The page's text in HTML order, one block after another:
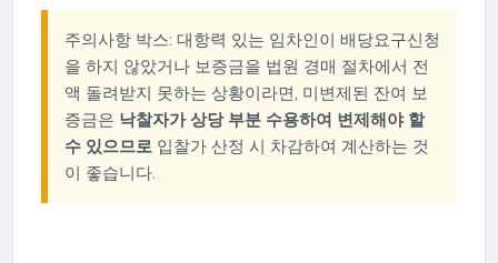
주의사항 박스: 대항력 있는 임차인이 배당요구신청
을 하지 않았거나 보증금을 법원 경매 절차에서 전
액 돌려받지 못하는 상황이라면, 미변제된 잔여 보
증금은 낙찰자가 상당 부분 수용하여 변제해야 할
수 있으므로입찰가 산정 시 차감하여 계산하는 것
이 좋습니다.